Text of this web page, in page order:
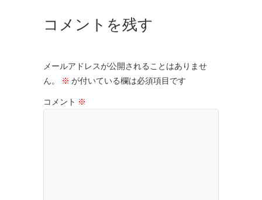
コメントを残す
メールアドレスが公開されることはありませ
ん。
※ が付いている欄は必須項目です
コメント ※